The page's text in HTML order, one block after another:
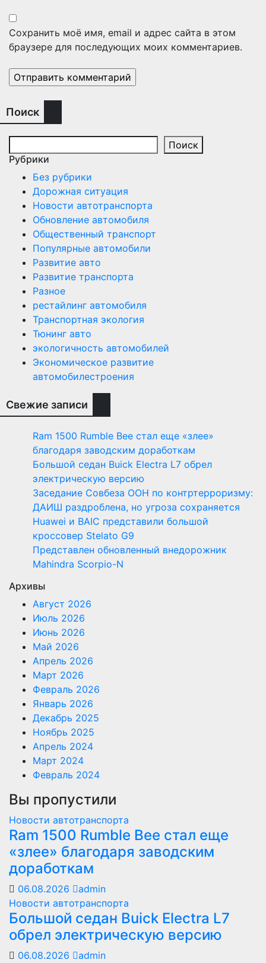
Сохранить моё имя, email и адрес сайта в этом
браузере для последующих моих комментариев.
Поиск
Поиск
Рубрики
Без рубрики
Дорожная ситуация
Новости автотранспорта
Обновление автомобиля
Общественный транспорт
Популярные автомобили
Развитие авто
Развитие транспорта
Разное
рестайлинг автомобиля
Транспортная экология
Тюнинг авто
экологичность автомобилей
Экономическое развитие
автомобилестроения
Свежие записи
Ram 1500 Rumble Bee стал еще «злее»
благодаря заводским доработкам
Большой седан Buick Electra L7 обрел
электрическую версию
Заседание Совбеза ООН по контртерроризму:
ДАИШ раздроблена, но угроза сохраняется
Huawei и BAIC представили большой
кроссовер Stelato G9
Представлен обновленный внедорожник
Mahindra Scorpio-N
Архивы
Август 2026
Июль 2026
Июнь 2026
Май 2026
Апрель 2026
Март 2026
Февраль 2026
Январь 2026
Декабрь 2025
Ноябрь 2025
Апрель 2024
Март 2024
Февраль 2024
Вы пропустили
Новости автотранспорта
Ram 1500 Rumble Bee стал еще
«злее» благодаря заводским
доработкам
06.08.2026
admin
Новости автотранспорта
Большой седан Buick Electra L7
обрел электрическую версию
06.08.2026
admin